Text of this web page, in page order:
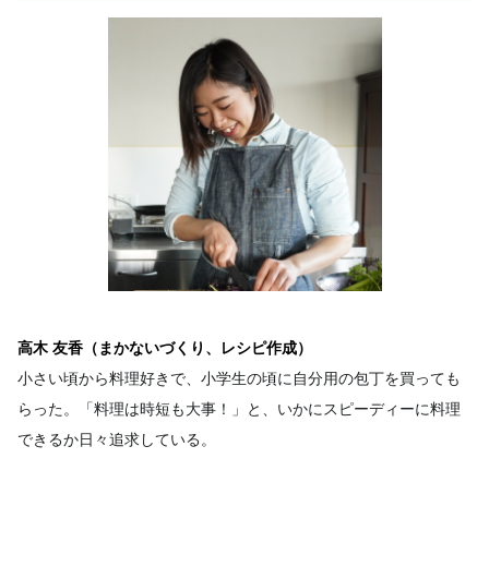
高木 友香（まかないづくり、レシピ作成）
小さい頃から料理好きで、小学生の頃に自分用の包丁を買っても
らった。「料理は時短も大事！」と、いかにスピーディーに料理
できるか日々追求している。